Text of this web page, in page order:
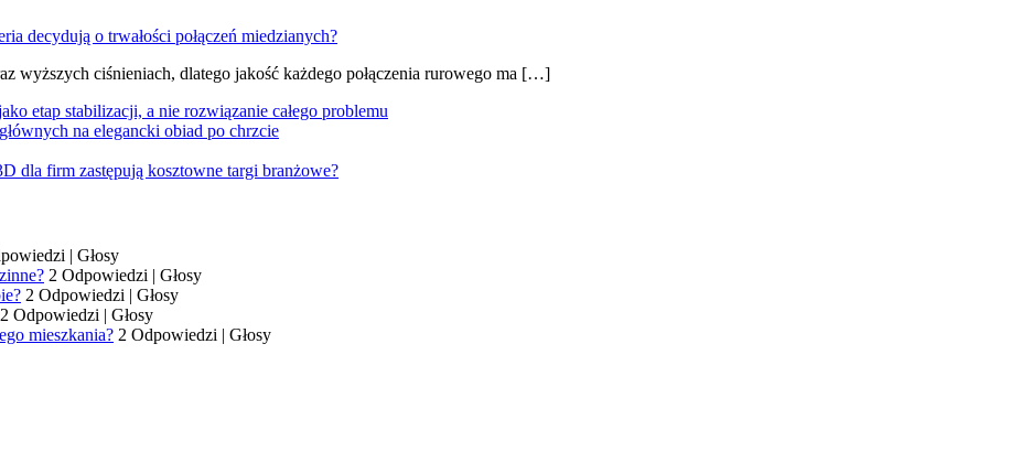
wyższych ciśnieniach, dlatego jakość każdego połączenia rurowego ma […]
etap stabilizacji, a nie rozwiązanie całego problemu
na elegancki obiad po chrzcie
dla firm zastępują kosztowne targi branżowe?
| Głosy
2 Odpowiedzi | Głosy
2 Odpowiedzi | Głosy
2 Odpowiedzi | Głosy
mieszkania? 2 Odpowiedzi | Głosy